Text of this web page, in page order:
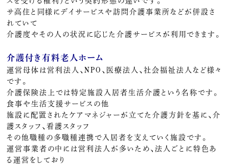
サ高住と同様にデイサービスや訪問介護事業所などが併設さ
れていて
介護度やその人の状況に応じた介護サービスが利用できます。
介護付き有料老人ホーム
運営母体は営利法人、NPO、医療法人、社会福祉法人など様々
です。
介護保険法上では特定施設入居者生活介護という名称です。
食事や生活支援サービスの他
施設に配置されたケアマネジャーが立てた介護方針を基に、介
護スタッフ、看護スタッフ
その他職種の多職種連携で入居者を支えていく施設です。
運営事業者の中には営利法人が多いため、法人ごとに特色あ
る運営をしており